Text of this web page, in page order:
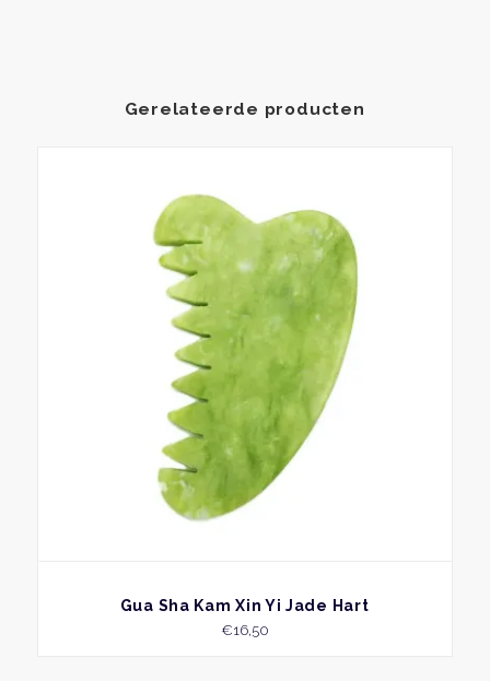
Gerelateerde producten
BEKIJK
Gua Sha Kam Xin Yi Jade Hart
€16,50